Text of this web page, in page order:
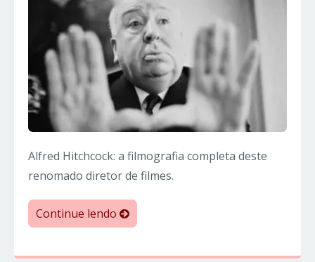
Alfred Hitchcock: a filmografia completa deste
renomado diretor de filmes.
Continue lendo